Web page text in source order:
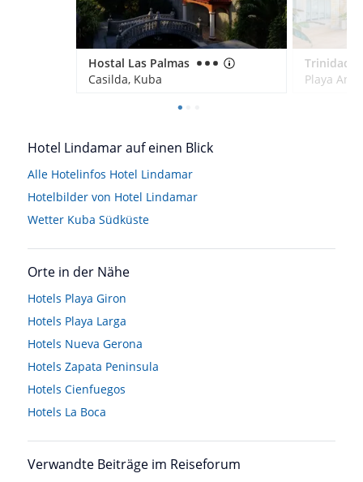
Hostal Las Palmas
Casilda, Kuba
Trinidad
Playa
Hotel Lindamar auf einen Blick
Alle Hotelinfos Hotel Lindamar
Hotelbilder von Hotel Lindamar
Wetter Kuba Südküste
Orte in der Nähe
Hotels Playa Giron
Hotels Playa Larga
Hotels Nueva Gerona
Hotels Zapata Peninsula
Hotels Cienfuegos
Hotels La Boca
Verwandte Beiträge im Reiseforum